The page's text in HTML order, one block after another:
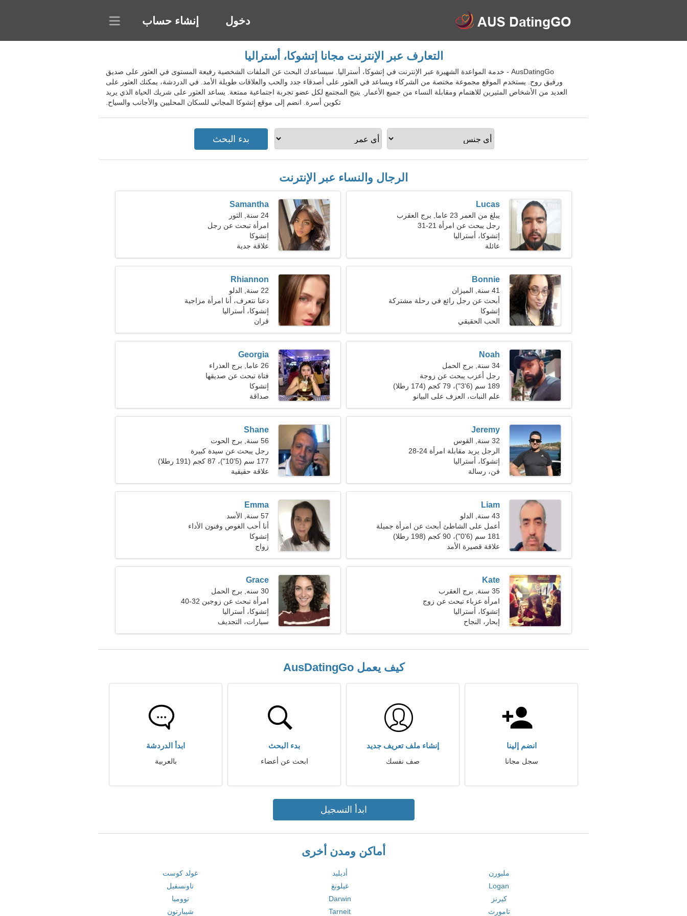
دخول إنشاء حساب
التعارف عبر الإنترنت مجانا إتشوكا، أستراليا
AusDatingGo - خدمة المواعدة الشهيرة عبر الإنترنت في إتشوكا، أستراليا. سيساعدك البحث عن الملفات الشخصية رفيعة المستوى في العثور على صديق
ورفيق روح. يستخدم الموقع مجموعة مختصة من الشركاء ويساعد في العثور على أصدقاء جدد والحب والعلاقات طويلة الأمد. في الدردشة، يمكنك العثور على
العديد من الأشخاص المثيرين للاهتمام ومقابلة النساء من جميع الأعمار. يتيح المجتمع لكل عضو تجربة اجتماعية ممتعة. يساعد العثور على شريك الحياة الذي يريد
تكوين أسرة. انضم إلى موقع إتشوكا المجاني للسكان المحليين والأجانب والسياح.
الرجال والنساء عبر الإنترنت
Lucas
يبلغ من العمر 23 عاما, برج العقرب
رجل يبحث عن امرأة 21-31
إتشوكا، أستراليا
عائلة
Samantha
24 سنة, الثور
امرأة تبحث عن رجل
إتشوكا
علاقة جدية
Bonnie
41 سنة, الميزان
أبحث عن رجل رائع في رحلة مشتركة
إتشوكا
الحب الحقيقي
Rhiannon
22 سنة, الدلو
دعنا نتعرف، أنا امرأة مزاجية
إتشوكا، أستراليا
قران
Noah
34 سنة, برج الحمل
رجل أعزب يبحث عن زوجة
189 سم (6'3")، 79 كجم (174 رطلا)
علم النبات، العزف على البيانو
Georgia
26 عاما, برج العذراء
فتاة تبحث عن صديقها
إتشوكا
صداقة
Jeremy
32 سنة, القوس
الرجل يريد مقابلة امرأة 24-28
إتشوكا، أستراليا
فن، رسالة
Shane
56 سنة, برج الحوت
رجل يبحث عن سيدة كبيرة
177 سم (5'10")، 87 كجم (191 رطلا)
علاقة حقيقية
Liam
43 سنة, الدلو
أعمل على الشاطئ أبحث عن امرأة جميلة
181 سم (6'0")، 90 كجم (198 رطلا)
علاقة قصيرة الأمد
Emma
57 سنة, الأسد
أنا أحب الغوص وفنون الأداء
إتشوكا
زواج
Kate
35 سنة, برج العقرب
امرأة عزباء تبحث عن زوج
إتشوكا، أستراليا
إبحار، النجاح
Grace
30 سنه, برج الحمل
امرأة تبحث عن زوجين 32-40
إتشوكا، أستراليا
سيارات، التجديف
كيف يعمل AusDatingGo
انضم إلينا
سجل مجانا
إنشاء ملف تعريف جديد
صف نفسك
بدء البحث
ابحث عن أعضاء
ابدأ الدردشة
بالعربية
ابدأ التسجيل
أماكن ومدن أخرى
ملبورن أديليد
غولد كوست
Logan
غيلونغ
تاونسفيل
كيرنز
Darwin
توومبا
تامورث
Tarneit شيبارتون